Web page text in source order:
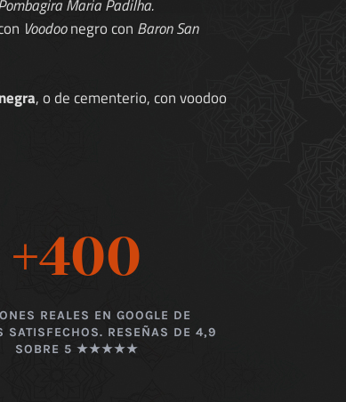
Maria Padilha.
Voodoonegro con Baron San
, o de cementerio, con voodoo
+400
REALES EN GOOGLE DE
SATISFECHOS. RESEÑAS DE 4,9
SOBRE 5 ★★★★★